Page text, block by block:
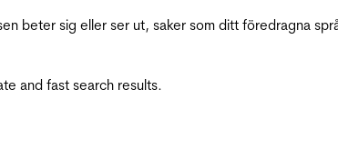
beter sig eller ser ut, saker som ditt föredragna
and fast search results.